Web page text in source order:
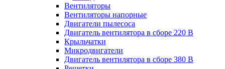
Вентиляторы
Вентиляторы напорные
Двигатели пылесоса
Двигатель вентилятора в сборе 220 В
Крыльчатки
Микродвигатели
Двигатель вентилятора в сборе 380 В